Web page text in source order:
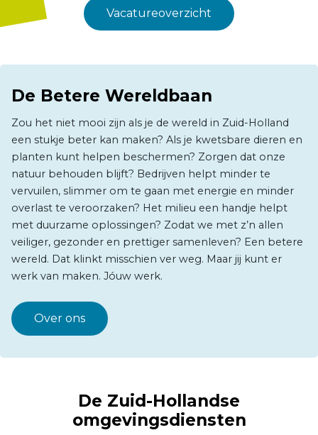
Vacatureoverzicht
De Betere Wereldbaan
Zou het niet mooi zijn als je de wereld in Zuid-Holland
een stukje beter kan maken? Als je kwetsbare dieren en
planten kunt helpen beschermen? Zorgen dat onze
natuur behouden blijft? Bedrijven helpt minder te
vervuilen, slimmer om te gaan met energie en minder
overlast te veroorzaken? Het milieu een handje helpt
met duurzame oplossingen? Zodat we met z’n allen
veiliger, gezonder en prettiger samenleven? Een betere
wereld. Dat klinkt misschien ver weg. Maar jij kunt er
werk van maken. Jóuw werk.
Over ons
De Zuid-Hollandse
omgevingsdiensten